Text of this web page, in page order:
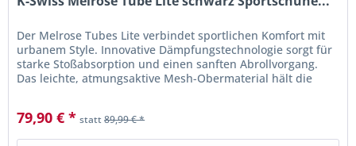
Der Melrose Tubes Lite verbindet sportlichen Komfort mit
urbanem Style. Innovative Dämpfungstechnologie sorgt für
starke Stoßabsorption und einen sanften Abrollvorgang.
Das leichte, atmungsaktive Mesh-Obermaterial hält die
79,90 € * statt89,99 € *